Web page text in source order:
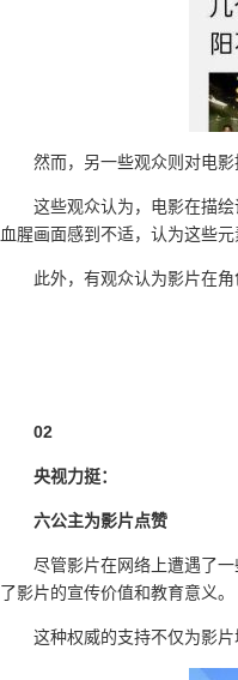
然而，另一些观众则对电
这些观众认为，电影在描
血腥画面感到不适，认为这些
此外，有观众认为影片在
02
央视力挺：
六公主为影片点赞
尽管影片在网络上遭遇了
了影片的宣传价值和教育意义。
这种权威的支持不仅为影